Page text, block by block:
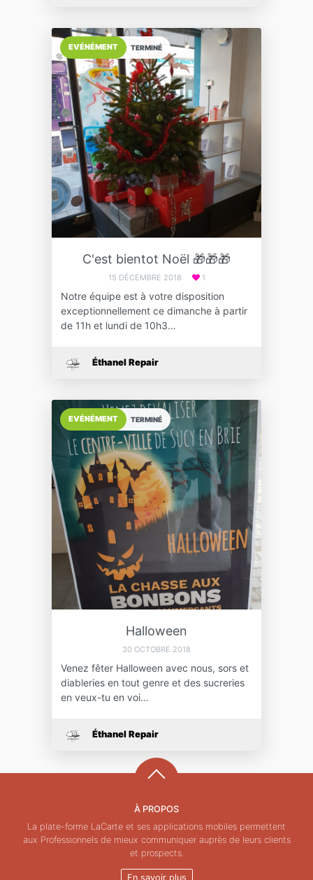
TERMINÉ
EVÉNÉMENT
C'est bientot Noël 🎁🎁🎁
15 DÉCEMBRE 2018 1
Notre équipe est à votre disposition
exceptionnellement ce dimanche à partir
de 11h et lundi de 10h3…
Éthanel Repair
TERMINÉ
EVÉNÉMENT
Halloween
30 OCTOBRE 2018
Venez fêter Halloween avec nous, sors et
diableries en tout genre et des sucreries
en veux-tu en voi…
Éthanel Repair
À PROPOS
La plate-forme LaCarte et ses applications mobiles permettent
aux Professionnels de mieux communiquer auprès de leurs clients
et prospects.
En savoir plus